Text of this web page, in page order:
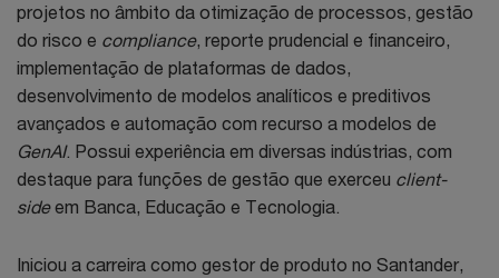
projetos no âmbito da otimização de processos, gestão
do risco e compliance, reporte prudencial e financeiro,
implementação de plataformas de dados,
desenvolvimento de modelos analíticos e preditivos
avançados e automação com recurso a modelos de
GenAI. Possui experiência em diversas indústrias, com
destaque para funções de gestão que exerceu client-
sideem Banca, Educação e Tecnologia.
Iniciou a carreira como gestor de produto no Santander,